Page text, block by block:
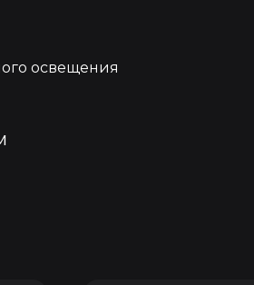
освещения